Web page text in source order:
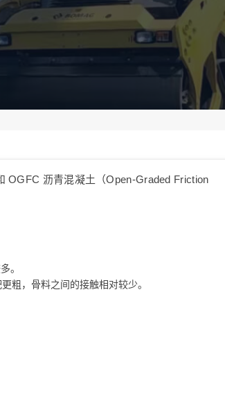
OGFC 沥青混凝土（Open-Graded Friction
。
粗，骨料之间的接触相对较少。